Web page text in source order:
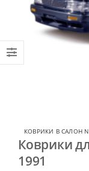
КОВРИКИ В САЛОН
Коврики
1991